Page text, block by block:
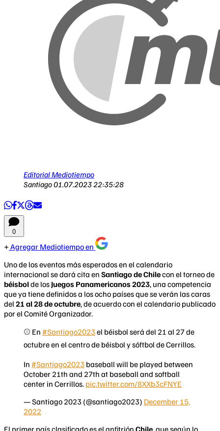
Editorial Mediotiempo
Santiago01.07.2023 22:35:28
0
Agregar Mediotiempo en
Uno de los eventos más esperados en el calendario
internacional se dará cita en Santiago de Chilecon el torneo de
béisbolde los Juegos Panamericanos 2023, una competencia
que ya tiene definidos a los ocho países que se verán las caras
del 21 al 28 de octubre, de acuerdo con el calendario publicado
por el Comité Organizador.
⚾️ En #Santiago2023 el béisbol será del 21 al 27 de
octubre en el centro de béisbol y sóftbol de Cerrillos.
In #Santiago2023 baseball will be played between
October 21th and 27th at baseball and softball
center in Cerrillos. pic.twitter.com/8XXb3cFNYE
— Santiago 2023 (@santiago2023) December 15,
2022
El primer país clasificado es el anfitrión Chile , que según lo